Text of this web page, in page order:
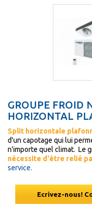
GROUPE FROID
HORIZONTAL
Split horizontale
d'un capotage qui lui
n'importe quel climat. Le
nécessite d'être relié
service.
Ecrivez-nous!